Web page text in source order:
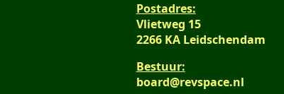
Postadres:
Vlietweg 15
2266 KA Leidschendam
Bestuur:
board@revspace.nl